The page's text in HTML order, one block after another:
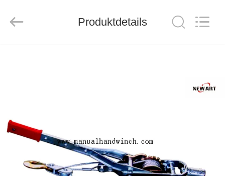
ÜBER
Tools
Co.,Ltd..
Reserved.
Produktdetails